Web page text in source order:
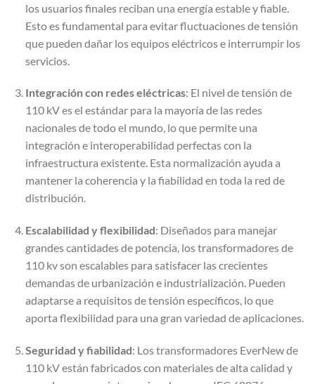
los usuarios finales reciban una energía estable y fiable.
Esto es fundamental para evitar fluctuaciones de tensión
que pueden dañar los equipos eléctricos e interrumpir los
servicios.
Integración con redes eléctricas: El nivel de tensión de
110 kV es el estándar para la mayoría de las redes
nacionales de todo el mundo, lo que permite una
integración e interoperabilidad perfectas con la
infraestructura existente. Esta normalización ayuda a
mantener la coherencia y la fiabilidad en toda la red de
distribución.
Escalabilidad y flexibilidad: Diseñados para manejar
grandes cantidades de potencia, los transformadores de
110 kv son escalables para satisfacer las crecientes
demandas de urbanización e industrialización. Pueden
adaptarse a requisitos de tensión específicos, lo que
aporta flexibilidad para una gran variedad de aplicaciones.
Seguridad y fiabilidad: Los transformadores EverNew de
110 kV están fabricados con materiales de alta calidad y